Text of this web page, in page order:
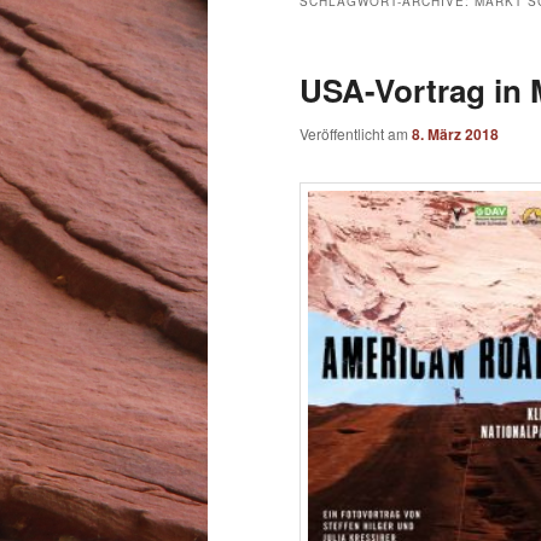
USA-Vortrag in
Veröffentlicht am 8. März 2018